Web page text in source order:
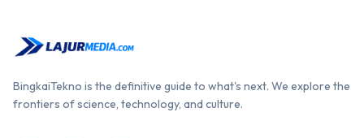
BingkaiTekno is the definitive guide to what's next. We explore the
frontiers of science, technology, and culture.